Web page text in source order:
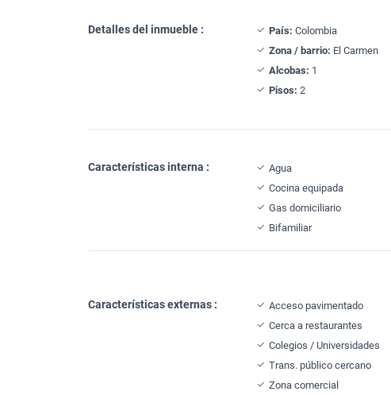
Detalles del inmueble : País: Colombia
Zona / barrio: El Carmen
Alcobas: 1
Pisos: 2
Características interna : Agua
Cocina equipada
Gas domiciliario
Bifamiliar
Características externas : Acceso pavimentado
Cerca a restaurantes
Colegios / Universidades
Trans. público cercano
Zona comercial